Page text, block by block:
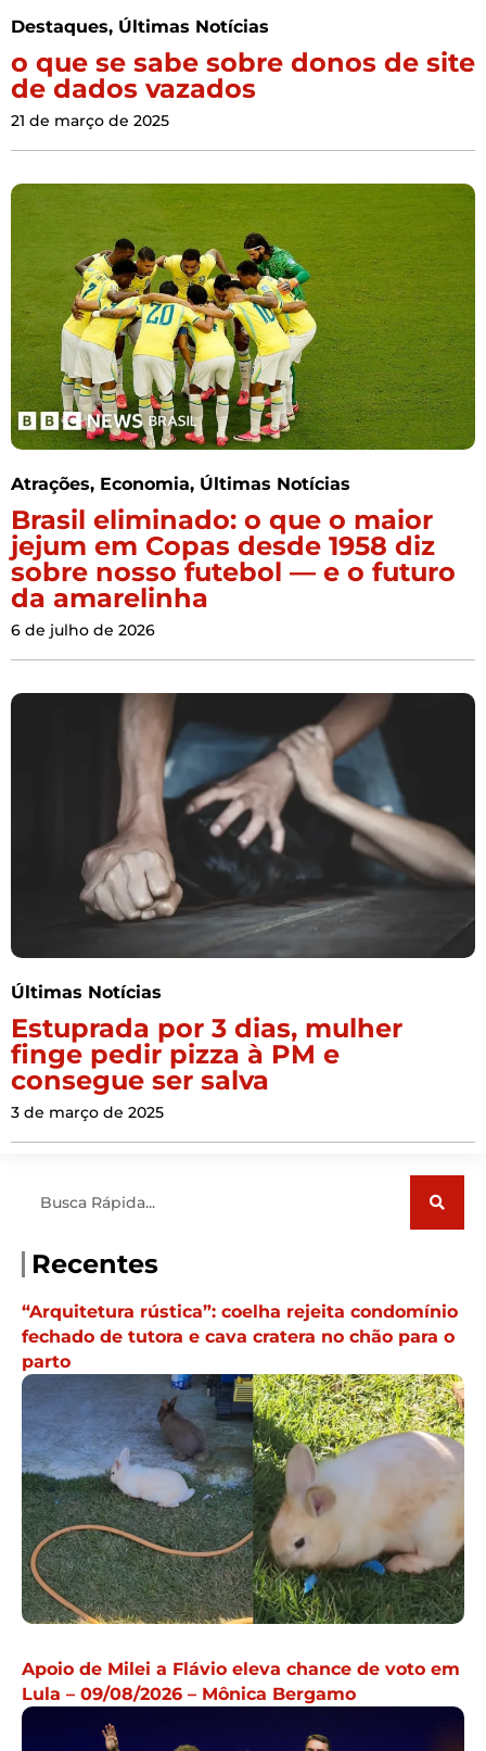
Destaques, Últimas Notícias
o que se sabe sobre donos de site
de dados vazados
21 de março de 2025
Atrações, Economia, Últimas Notícias
Brasil eliminado: o que o maior
jejum em Copas desde 1958 diz
sobre nosso futebol — e o futuro
da amarelinha
6 de julho de 2026
Últimas Notícias
Estuprada por 3 dias, mulher
finge pedir pizza à PM e
consegue ser salva
3 de março de 2025
Recentes
“Arquitetura rústica”: coelha rejeita condomínio
fechado de tutora e cava cratera no chão para o
parto
Apoio de Milei a Flávio eleva chance de voto em
Lula – 09/08/2026 – Mônica Bergamo